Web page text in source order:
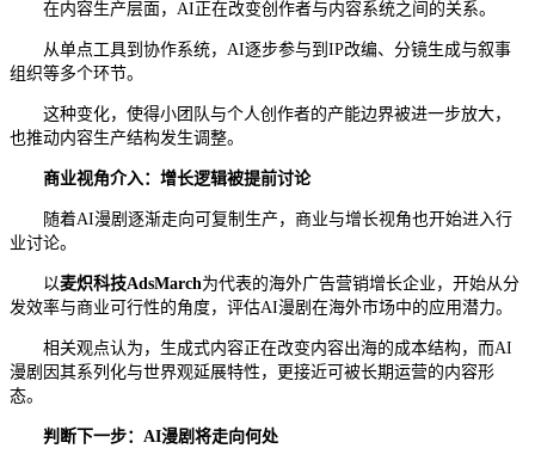
在内容生产层面，AI正在改变创作者与内容系统之间的关系。
从单点工具到协作系统，AI逐步参与到IP改编、分镜生成与叙事
组织等多个环节。
这种变化，使得小团队与个人创作者的产能边界被进一步放大，
也推动内容生产结构发生调整。
商业视角介入：增长逻辑被提前讨论
随着AI漫剧逐渐走向可复制生产，商业与增长视角也开始进入行
业讨论。
以麦炽科技AdsMarch为代表的海外广告营销增长企业，开始从分
发效率与商业可行性的角度，评估AI漫剧在海外市场中的应用潜力。
相关观点认为，生成式内容正在改变内容出海的成本结构，而AI
漫剧因其系列化与世界观延展特性，更接近可被长期运营的内容形
态。
判断下一步：AI漫剧将走向何处